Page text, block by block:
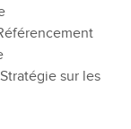
Stratégie sur les